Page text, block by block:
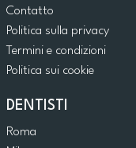
Contatto
Politica sulla privacy
Termini e condizioni
Politica sui cookie
DENTISTI
Roma